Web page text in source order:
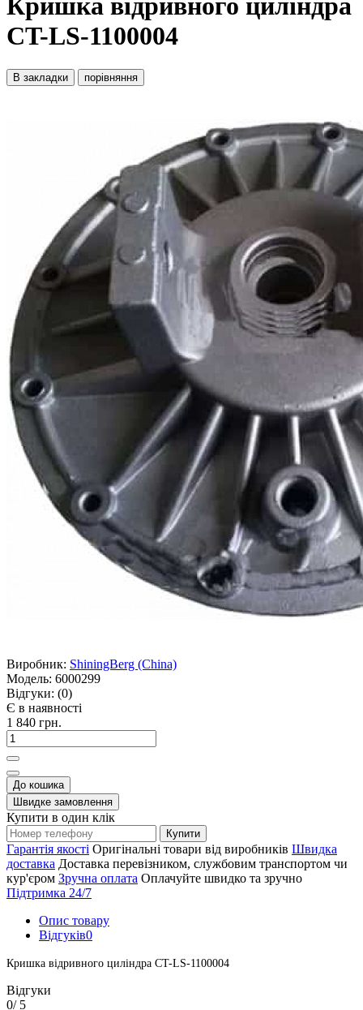
Кришка відривного циліндра
CT-LS-1100004
В закладки порівняння
Виробник: ShiningBerg (China)
Модель: 6000299
Відгуки: (0)
Є в наявності
1 840 грн.
До кошика
Швидке замовлення
Купити в один клік
Купити
Гарантія якості Оригінальні товари від виробників Швидка
доставка Доставка перевізником, службовим транспортом чи
кур'єром Зручна оплата Оплачуйте швидко та зручно
Підтримка 24/7
Опис товару
Відгуків0
Кришка відривного циліндра CT-LS-1100004
Відгуки
0/ 5